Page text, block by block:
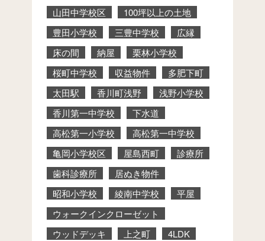
山田中学校区
100坪以上の土地
豊田小学校
三豊中学校
広縁
床の間
納屋
栗林小学校
桜町中学校
収益物件
多肥下町
太田駅
香川町浅野
浅野小学校
香川第一中学校
下水道
高松第一小学校
高松第一中学校
亀岡小学校区
屋島西町
診療所
歯科診療所
居ぬき物件
昭和小学校
綾南中学校
平屋
ウォークインクローゼット
ウッドデッキ
上之町
4LDK